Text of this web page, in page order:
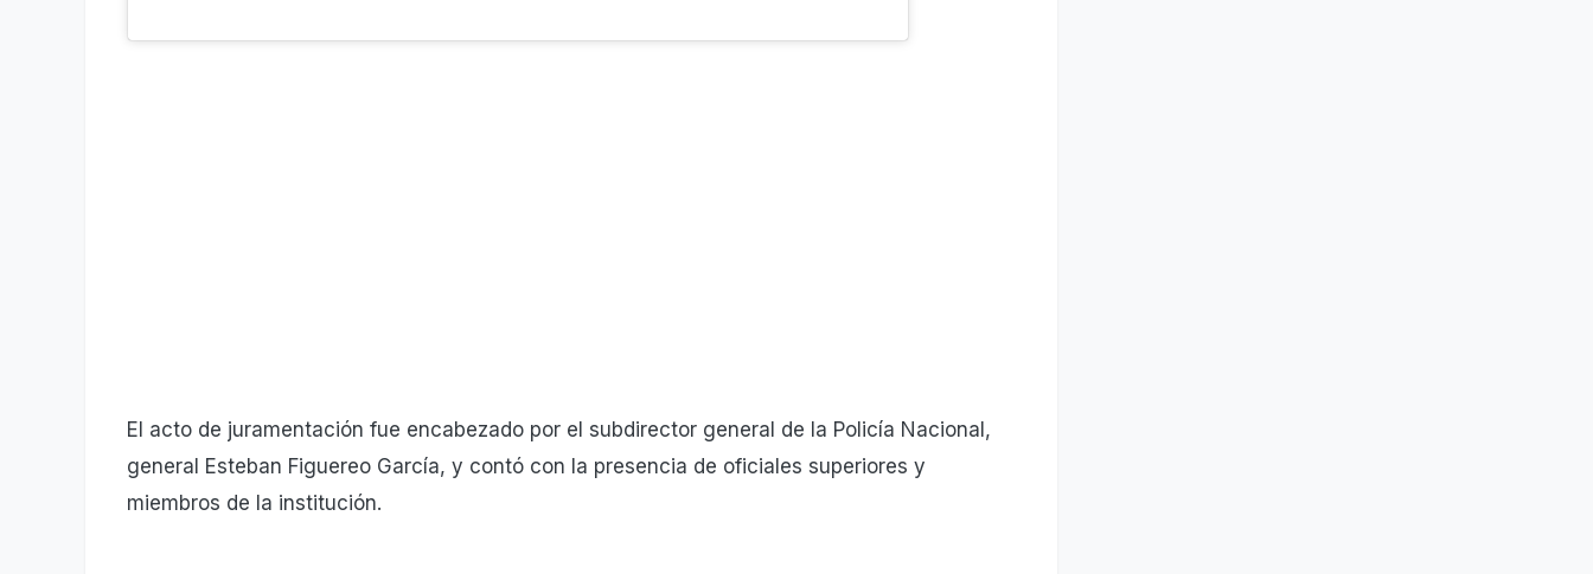
El acto de juramentación fue encabezado por el subdirector general de la Policía Nacional,
general Esteban Figuereo García, y contó con la presencia de oficiales superiores y
miembros de la institución.